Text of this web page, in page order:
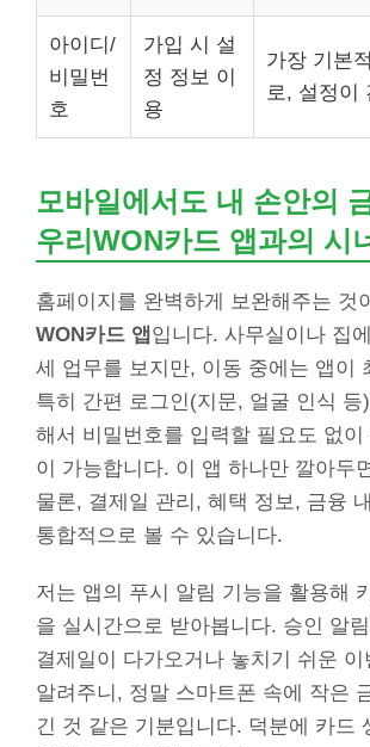
아이디/
비밀번
호
가입 시 설
정 정보 이
용
가장 기본
로, 설정이
모바일에서도 내 손안의
우리WON카드 앱과의 시
홈페이지를 완벽하게 보완해주는 것
WON카드 앱 입니다. 사무실이나 집
세 업무를 보지만, 이동 중에는 앱이
특히 간편 로그인(지문, 얼굴 인식 등
해서 비밀번호를 입력할 필요도 없이
이 가능합니다. 이 앱 하나만 깔아두
물론, 결제일 관리, 혜택 정보, 금융
통합적으로 볼 수 있습니다.
저는 앱의 푸시 알림 기능을 활용해
을 실시간으로 받아봅니다. 승인 알
결제일이 다가오거나 놓치기 쉬운 이
알려주니, 정말 스마트폰 속에 작은
긴 것 같은 기분입니다. 덕분에 카드